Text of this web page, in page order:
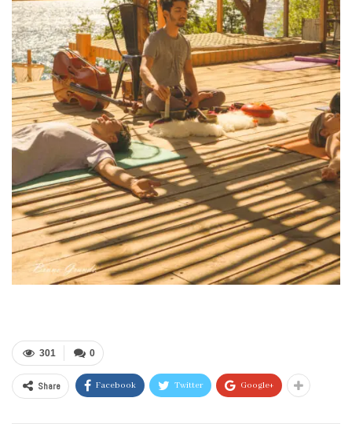
0
301
Share Facebook Twitter Google+